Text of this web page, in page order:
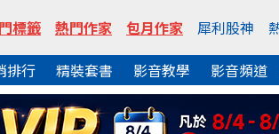
標籤 熱門作家 包月作家 犀利股神
排行 精裝套書 影音教學 影音頻道